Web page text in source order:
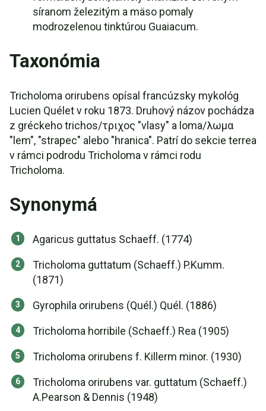
síranom železitým a mäso pomaly
modrozelenou tinktúrou Guaiacum.
Taxonómia
Tricholoma orirubens opísal francúzsky mykológ
Lucien Quélet v roku 1873. Druhový názov pochádza
z gréckeho trichos/τριχος "vlasy" a loma/λωμα
"lem", "strapec" alebo "hranica". Patrí do sekcie terrea
v rámci podrodu Tricholoma v rámci rodu
Tricholoma.
Synonymá
Agaricus guttatus Schaeff. (1774)
Tricholoma guttatum (Schaeff.) P.Kumm.
(1871)
Gyrophila orirubens (Quél.) Quél. (1886)
Tricholoma horribile (Schaeff.) Rea (1905)
Tricholoma orirubens f. Killerm minor. (1930)
Tricholoma orirubens var. guttatum (Schaeff.)
A.Pearson & Dennis (1948)